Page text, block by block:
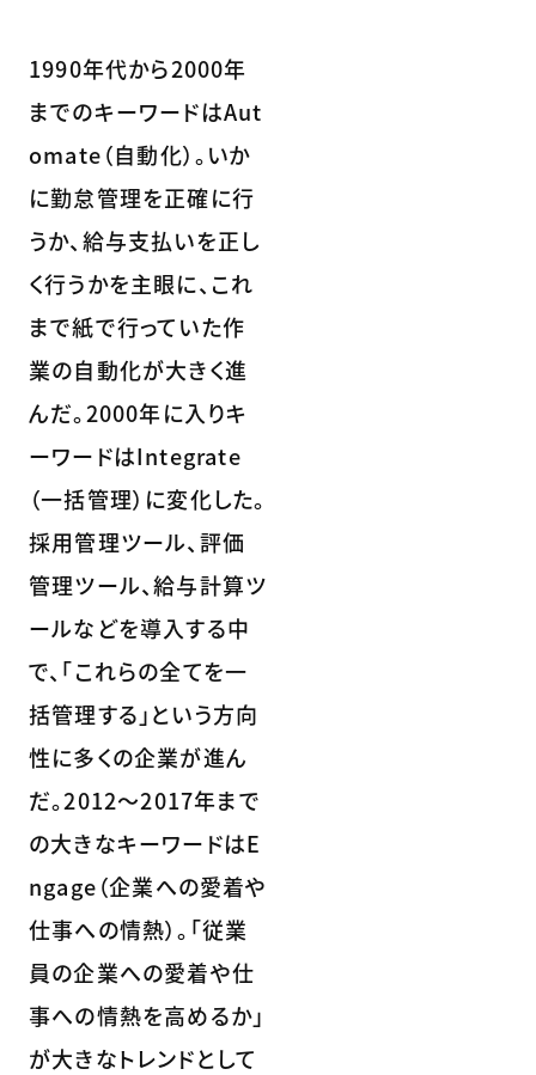
1990年代から2000年
までのキーワードはAut
omate（自動化）。いか
に勤怠管理を正確に行
うか、給与支払いを正し
く行うかを主眼に、これ
まで紙で行っていた作
業の自動化が大きく進
んだ。2000年に入りキ
ーワードはIntegrate
（一括管理）に変化した。
採用管理ツール、評価
管理ツール、給与計算ツ
ールなどを導入する中
で、「これらの全てを一
括管理する」という方向
性に多くの企業が進ん
だ。2012～2017年まで
の大きなキーワードはE
ngage（企業への愛着や
仕事への情熱）。「従業
員の企業への愛着や仕
事への情熱を高めるか」
が大きなトレンドとして